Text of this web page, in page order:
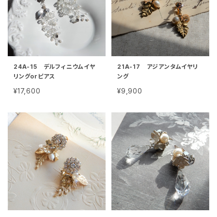
24A-15 デルフィニウムイヤ
リングorピアス
¥17,600
21A-17 アジアンタムイヤリ
ング
¥9,900